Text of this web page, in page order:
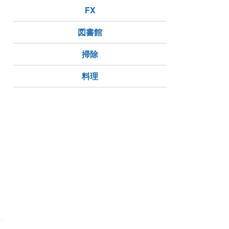
FX
図書館
掃除
料理